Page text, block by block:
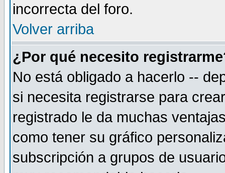
incorrecta del foro.
Volver arriba
¿Por qué necesito
No está obligado a hacerlo --
si necesita registrarse para
registrado le da muchas
como tener su gráfico
subscripción a grupos de